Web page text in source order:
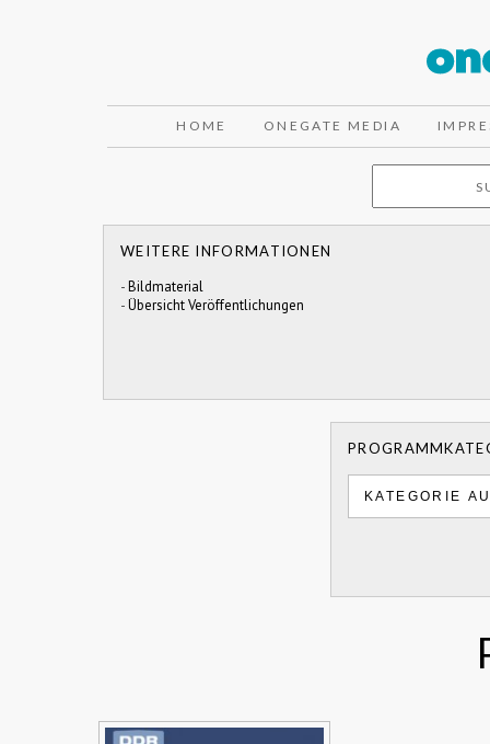
HOME ONEGATE MEDIA
WEITERE INFORMATIONEN
-Bildmaterial
-Übersicht Veröffentlichungen